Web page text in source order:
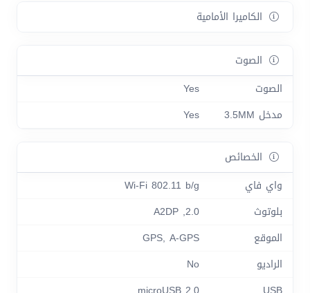
الكاميرا الأمامية
الصوت
الصوت
Yes
مدخل 3.5MM
Yes
الخصائص
واي فاي
Wi-Fi 802.11 b/g
بلوتوث
2.0, A2DP
الموقع
GPS, A-GPS
الراديو
No